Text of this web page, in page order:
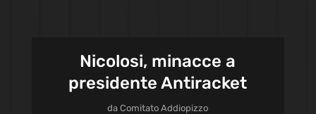
Nicolosi, minacce a
presidente Antiracket
daComitato Addiopizzo